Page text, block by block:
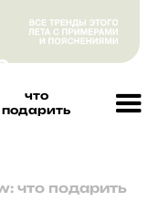
что
подарить
что подарить